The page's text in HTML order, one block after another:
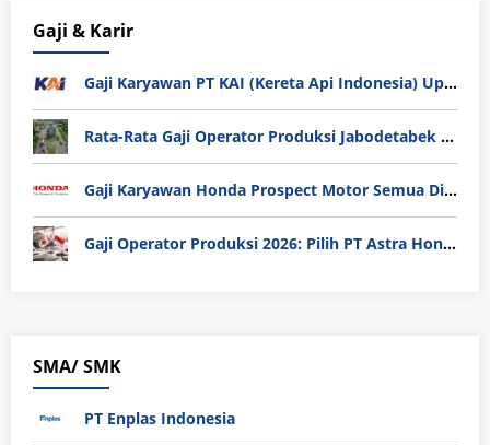
Gaji & Karir
Gaji Karyawan PT KAI (Kereta Api Indonesia) Update 2025
Rata-Rata Gaji Operator Produksi Jabodetabek 2025: Bedah Tuntas UMK, Lemburan, dan Realita Hidup Buruh
Gaji Karyawan Honda Prospect Motor Semua Divisi
Gaji Operator Produksi 2026: Pilih PT Astra Honda Motor (AHM) atau Manufaktur di Jepang?
SMA/ SMK
PT Enplas Indonesia